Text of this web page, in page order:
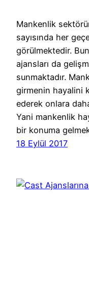
Mankenlik
sayısında her
görülmektedir.
ajansları da
sunmaktadır.
girmenin hayalini
ederek onlara
Yani mankenlik
bir konuma
18 Eylül 2017